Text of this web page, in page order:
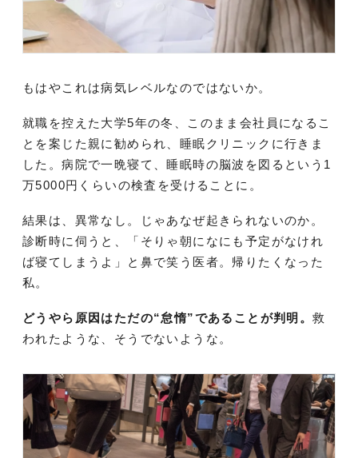
もはやこれは病気レベルなのではないか。
就職を控えた大学5年の冬、このまま会社員になるこ
とを案じた親に勧められ、睡眠クリニックに行きま
した。病院で一晩寝て、睡眠時の脳波を図るという1
万5000円くらいの検査を受けることに。
結果は、異常なし。じゃあなぜ起きられないのか。
診断時に伺うと、「そりゃ朝になにも予定がなけれ
ば寝てしまうよ」と鼻で笑う医者。帰りたくなった
私。
どうやら原因はただの“怠惰”であることが判明。救
われたような、そうでないような。